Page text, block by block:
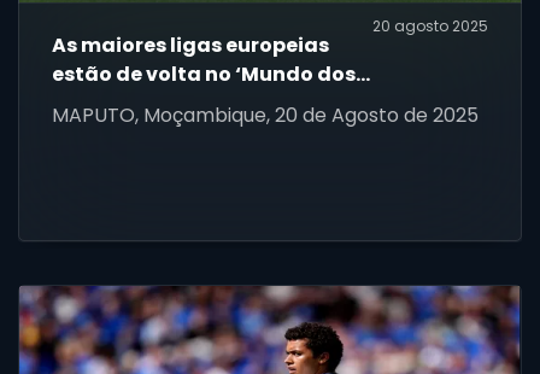
20 agosto 2025
As maiores ligas europeias
estão de volta no ‘Mundo dos
Campeões’
MAPUTO, Moçambique, 20 de Agosto de 2025